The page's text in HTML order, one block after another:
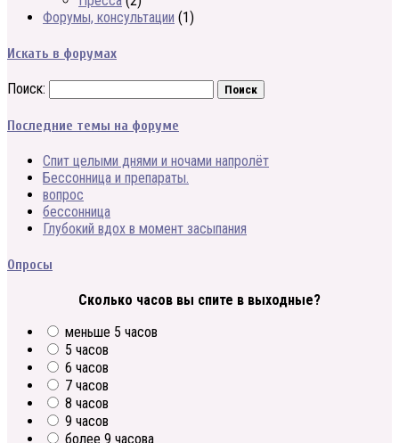
Форумы, консультации (1)
Искать в форумах
Поиск:
Последние темы на форуме
Спит целыми днями и ночами напролёт
Бессонница и препараты.
вопрос
бессонница
Глубокий вдох в момент засыпания
Опросы
Сколько часов вы спите в выходные?
меньше 5 часов
5 часов
6 часов
7 часов
8 часов
9 часов
более 9 часова